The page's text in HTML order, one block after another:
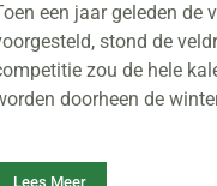
een jaar geleden de
stond de
zou de hele
doorheen de
Lees Meer